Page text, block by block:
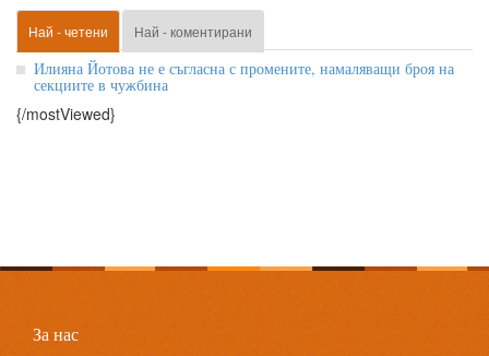
Най - четени Най - коментирани
Илияна Йотова не е съгласна с промените, намаляващи броя на
секциите в чужбина
{/mostViewed}
За нас